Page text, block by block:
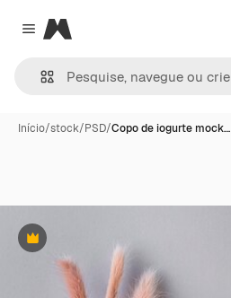
Close menu
Magnific
Início/stock/PSD/Copo de iogurte mock…
Premium